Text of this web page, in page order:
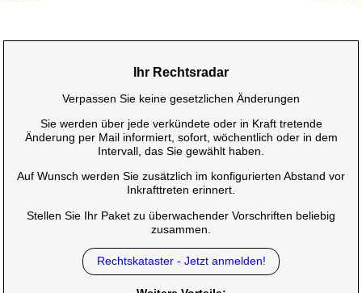
Ihr Rechtsradar
Verpassen Sie keine gesetzlichen Änderungen
Sie werden über jede verkündete oder in Kraft tretende
Änderung per Mail informiert, sofort, wöchentlich oder in dem
Intervall, das Sie gewählt haben.
Auf Wunsch werden Sie zusätzlich im konfigurierten Abstand vor
Inkrafttreten erinnert.
Stellen Sie Ihr Paket zu überwachender Vorschriften beliebig
zusammen.
Rechtskataster - Jetzt anmelden!